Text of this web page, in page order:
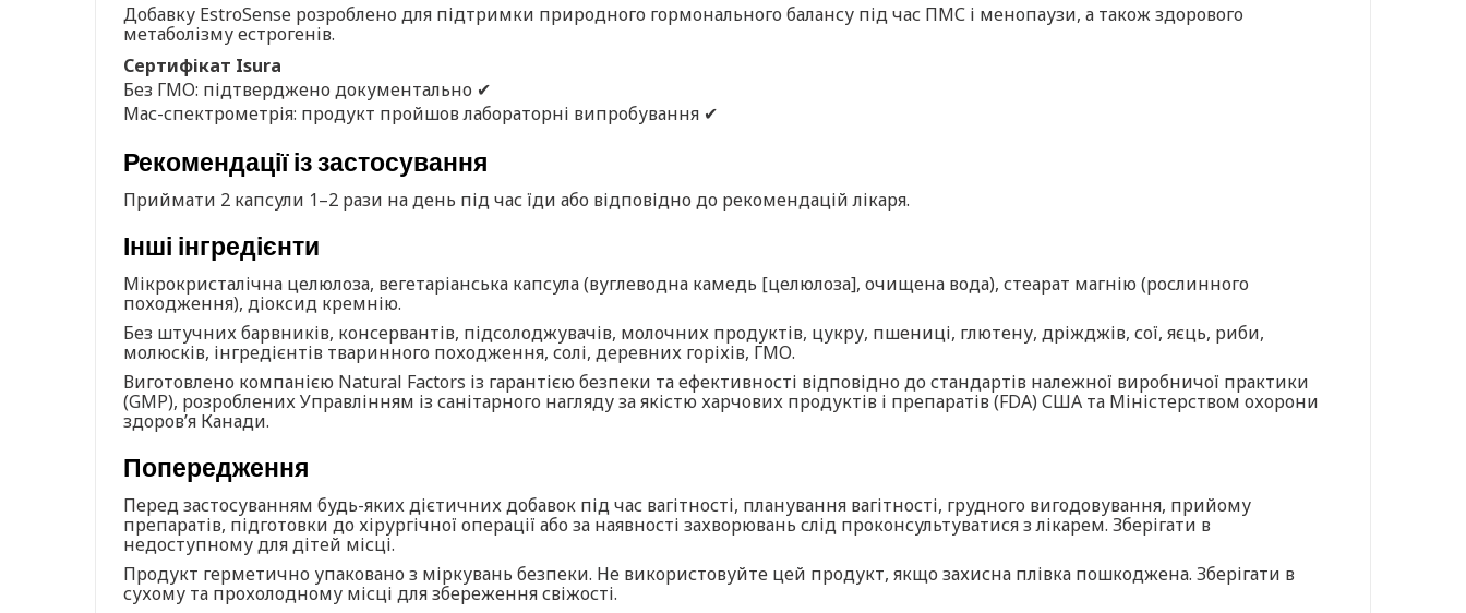
Добавку EstroSense розроблено для підтримки природного гормонального балансу під час ПМС і менопаузи, а також здорового
метаболізму естрогенів.
Сертифікат Isura
Без ГМО: підтверджено документально ✔
Мас-спектрометрія: продукт пройшов лабораторні випробування ✔
Рекомендації із застосування
Приймати 2 капсули 1–2 рази на день під час їди або відповідно до рекомендацій лікаря.
Інші інгредієнти
Мікрокристалічна целюлоза, вегетаріанська капсула (вуглеводна камедь [целюлоза], очищена вода), стеарат магнію (рослинного
походження), діоксид кремнію.
Без штучних барвників, консервантів, підсолоджувачів, молочних продуктів, цукру, пшениці, глютену, дріжджів, сої, яєць, риби,
молюсків, інгредієнтів тваринного походження, солі, деревних горіхів, ГМО.
Виготовлено компанією Natural Factors із гарантією безпеки та ефективності відповідно до стандартів належної виробничої практики
(GMP), розроблених Управлінням із санітарного нагляду за якістю харчових продуктів і препаратів (FDA) США та Міністерством охорони
здоров’я Канади.
Попередження
Перед застосуванням будь-яких дієтичних добавок під час вагітності, планування вагітності, грудного вигодовування, прийому
препаратів, підготовки до хірургічної операції або за наявності захворювань слід проконсультуватися з лікарем. Зберігати в
недоступному для дітей місці.
Продукт герметично упаковано з міркувань безпеки. Не використовуйте цей продукт, якщо захисна плівка пошкоджена. Зберігати в
сухому та прохолодному місці для збереження свіжості.